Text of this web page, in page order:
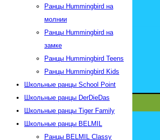
Ранцы Hummingbird на
молнии
Ранцы Hummingbird на
замке
Ранцы Hummingbird Teens
Ранцы Hummingbird Kids
Школьные ранцы School Point
Школьные ранцы DerDieDas
Школьные ранцы Tiger Family
Школьные ранцы BELMIL
Ранцы BELMIL Classy